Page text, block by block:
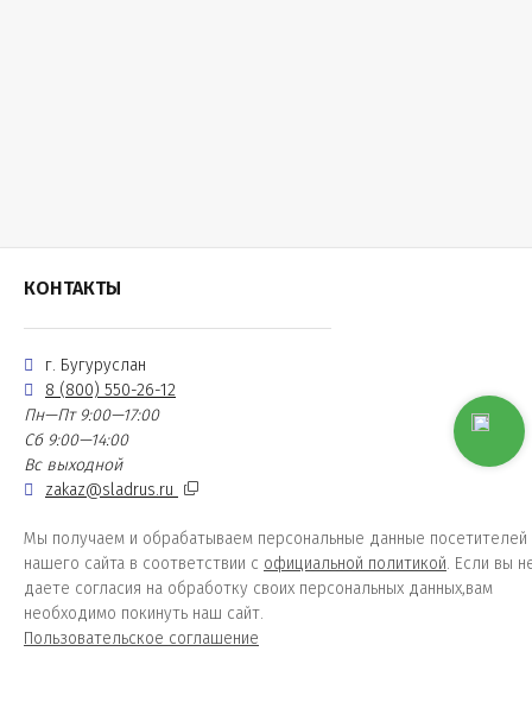
КОНТАКТЫ
г. Бугуруслан
8 (800) 550-26-12
Пн—Пт 9:00—17:00
Сб 9:00—14:00
Вс выходной
zakaz@sladrus.ru
Мы получаем и обрабатываем персональные данные посетителей
нашего сайта в соответствии с официальной политикой. Если вы
даете согласия на обработку своих персональных данных,вам
необходимо покинуть наш сайт.
Пользовательское соглашение